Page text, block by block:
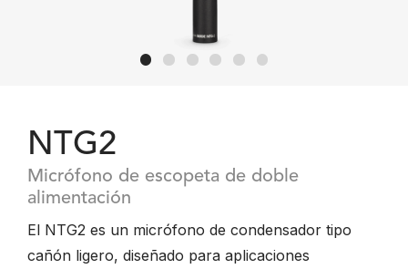
NTG2
Micrófono de escopeta de doble
alimentación
El NTG2 es un micrófono de condensador tipo
cañón ligero, diseñado para aplicaciones